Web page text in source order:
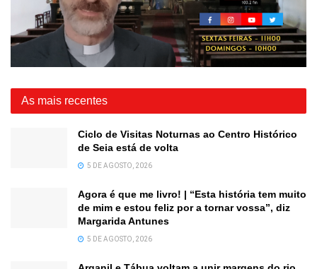
As mais recentes
Ciclo de Visitas Noturnas ao Centro Histórico
de Seia está de volta
5 DE AGOSTO, 2026
Agora é que me livro! | “Esta história tem muito
de mim e estou feliz por a tornar vossa”, diz
Margarida Antunes
5 DE AGOSTO, 2026